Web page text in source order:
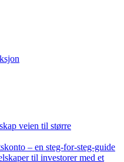
veien til større
– en steg-for-steg-guide
til investorer med et